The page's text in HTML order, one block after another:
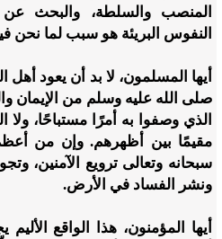
المنصب والسلطة، والبحث عن
النفوس البريئة هو سبب لما نحن
أيها المسلمون، لا بد أن يعود
صلى الله عليه وسلم من الإيمان
الذي وصفوا به أمرًا مستباحًا،
مقيمًا بين أظهرهم. وإن من أعظم
سبحانه وتعالى ترويع الآمنين،
ونشر الفساد في الأرض.
أيها المؤمنون، هذا الواقع